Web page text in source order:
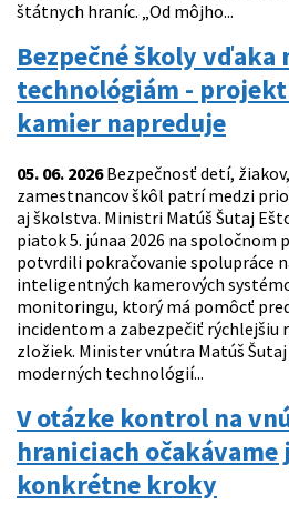
štátnych hraníc. „Od môjho...
Bezpečné školy vďaka
technológiám -
kamier napreduje
05. 06. 2026Bezpečnosť detí,
zamestnancov škôl patrí medzi
aj školstva. Ministri Matúš Šutaj
piatok 5. júnaa 2026 na
potvrdili pokračovanie spolupráce
inteligentných kamerových
monitoringu, ktorý má pomôcť
incidentom a zabezpečiť rýchlejšiu
zložiek. Minister vnútra Matúš
moderných technológií...
V otázke kontrol na
hraniciach
konkrétne kroky